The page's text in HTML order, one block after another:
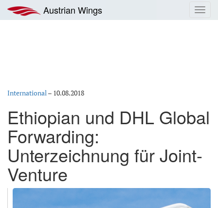
Inhalt
springen
Austrian Wings
International– 10.08.2018
Ethiopian und DHL Global
Forwarding:
Unterzeichnung für Joint-
Venture